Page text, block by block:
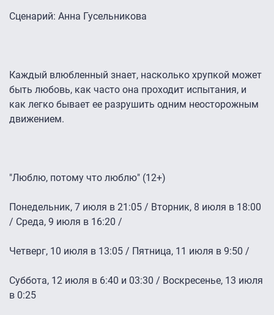
Сценарий: Анна Гусельникова
Каждый влюбленный знает, насколько хрупкой может
быть любовь, как часто она проходит испытания, и
как легко бывает ее разрушить одним неосторожным
движением.
"Люблю, потому что люблю" (12+)
Понедельник, 7 июля в 21:05 / Вторник, 8 июля в 18:00
/ Среда, 9 июля в 16:20 /
Четверг, 10 июля в 13:05 / Пятница, 11 июля в 9:50 /
Суббота, 12 июля в 6:40 и 03:30 / Воскресенье, 13 июля
в 0:25